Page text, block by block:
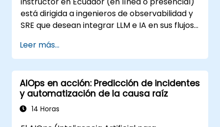
está dirigida a ingenieros de observabilidad y
SRE que desean integrar LLM e IA en sus flujos
incidentes.
Leer más...
AIOps en acción: Predicción de incidentes
y automatización de la causa raíz
14 Horas